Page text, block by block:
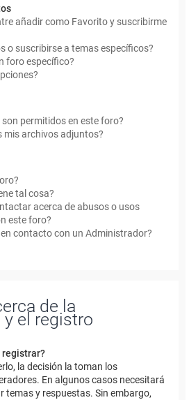
añadir como Favorito y suscribirme
o suscribirse a temas específicos?
foro específico?
permitidos en este foro?
mis archivos adjuntos?
tal cosa?
acerca de abusos o usos
este foro?
contacto con un Administrador?
de la
el registro
registrar?
la decisión la toman los
En algunos casos necesitará
temas y respuestas. Sin embargo,